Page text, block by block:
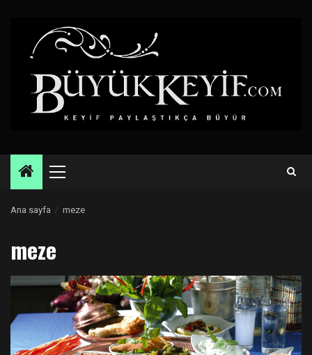
Primary
Ana sayfa meze
meze